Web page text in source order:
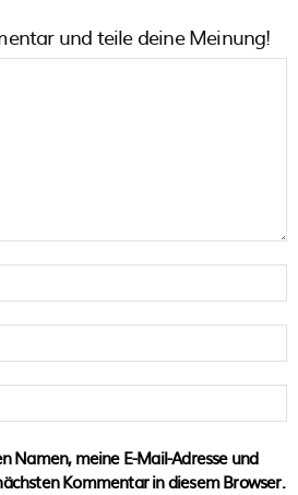
und teile deine Meinung!
Namen, meine E-Mail-Adresse und
Kommentar in diesem Browser.